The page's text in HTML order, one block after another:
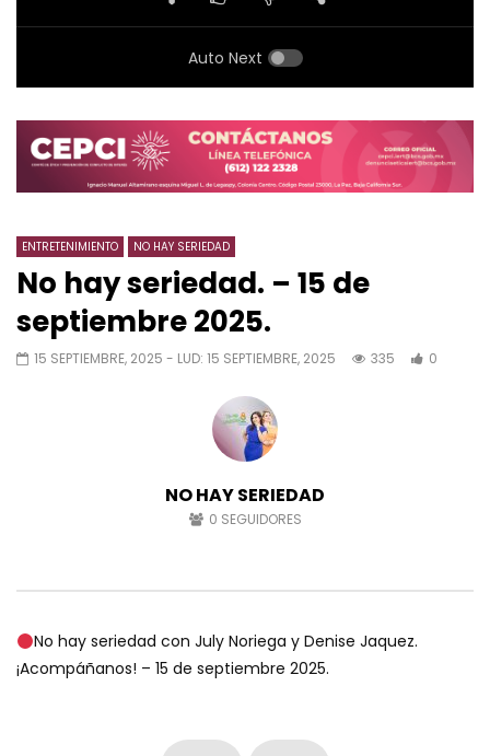
Auto Next
ENTRETENIMIENTO NO HAY SERIEDAD
No hay seriedad. – 15 de
septiembre 2025.
15 SEPTIEMBRE, 2025 - LUD: 15 SEPTIEMBRE, 2025 335 0
NO HAY SERIEDAD
0 SEGUIDORES
No hay seriedad con July Noriega y Denise Jaquez.
¡Acompáñanos! – 15 de septiembre 2025.